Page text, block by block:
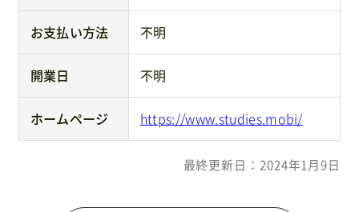
お支払い方法 不明
開業日 不明
ホームページ https://www.studies.mobi/
最終更新日：2024年1月9日